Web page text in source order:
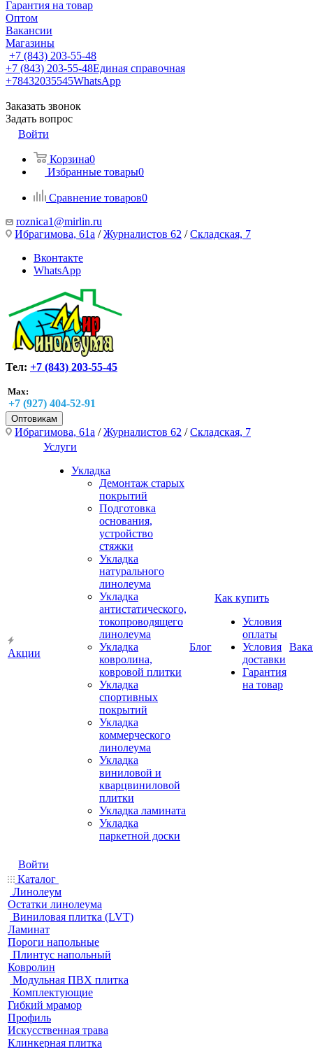
Гарантия на товар
Оптом
Вакансии
Магазины
+7 (843) 203-55-48
+7 (843) 203-55-48Единая справочная
+78432035545WhatsApp
Заказать звонок
Задать вопрос
Войти
Корзина0
Избранные товары0
Сравнение товаров0
roznica1@mirlin.ru
Ибрагимова, 61а /Журналистов 62 /Складская, 7
Вконтакте
WhatsApp
Тел: +7 (843) 203-55-45
Max:
+7 (927) 404-52-91
Оптовикам
Ибрагимова, 61а /Журналистов 62 /Складская, 7
Акции
Услуги
Укладка
Демонтаж старых
покрытий
Подготовка
основания,
устройство
стяжки
Укладка
натурального
линолеума
Укладка
антистатического,
токопроводящего
линолеума
Укладка
ковролина,
ковровой плитки
Укладка
спортивных
покрытий
Укладка
коммерческого
линолеума
Укладка
виниловой и
кварцвиниловой
плитки
Укладка ламината
Укладка
паркетной доски
Блог
Как купить
Условия
оплаты
Условия
доставки
Гарантия
на товар
Войти
Каталог
Линолеум
Остатки линолеума
Виниловая плитка (LVT)
Ламинат
Пороги напольные
Плинтус напольный
Ковролин
Модульная ПВХ плитка
Комплектующие
Гибкий мрамор
Профиль
Искусственная трава
Клинкерная плитка